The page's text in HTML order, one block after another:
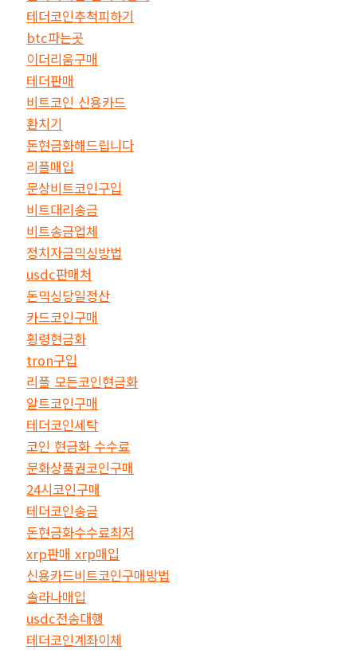
테더코인추척피하기
btc파는곳
이더리움구매
테더판매
비트코인 신용카드
환치기
돈현금화해드립니다
리플매입
문상비트코인구입
비트대리송금
비트송금업체
정치자금믹싱방법
usdc판매처
돈믹싱당일정산
카드코인구매
횡령현금화
tron구입
리플 모든코인현금화
알트코인구매
테더코인세탁
코인 현금화 수수료
문화상품권코인구매
24시코인구매
테더코인송금
돈현금화수수료최저
xrp판매 xrp매입
신용카드비트코인구매방법
솔라나매입
usdc전송대행
테더코인계좌이체